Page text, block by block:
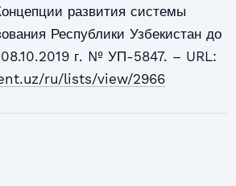
развития системы
Республики Узбекистан до
г. № УП-5847. – URL:
ru/lists/view/2966